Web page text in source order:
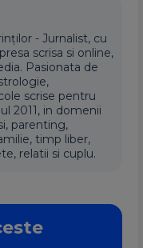
- Jurnalist, cu
scrisa si online,
Pasionata de
scrise pentru
2011, in domenii
parenting,
timp liber,
relatii si cuplu.